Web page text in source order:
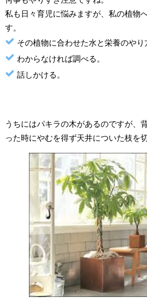
私も日々育児に悩みますが、私の植物
す。
その植物に合わせた水と栄養のやり
わからなければ調べる。
話しかける。
うちにはパキラの木があるのですが、
った時にやむを得ず天井についた枝を